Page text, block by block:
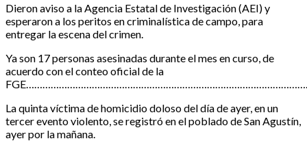
Dieron aviso a la Agencia Estatal de Investigación (AEI) y
esperaron a los peritos en criminalística de campo, para
entregar la escena del crimen.
Ya son 17 personas asesinadas durante el mes en curso, de
acuerdo con el conteo oficial de la
La quinta víctima de homicidio doloso del día de ayer, en un
tercer evento violento, se registró en el poblado de San Agustín,
ayer por la mañana.